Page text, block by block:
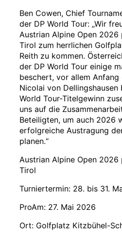
Ben Cowen, Chief
der DP World Tour: „Wir
Austrian Alpine Open
Tirol zum herrlichen
Reith zu kommen.
der DP World Tour einige
beschert, vor allem Anfang
Nicolai von Dellingshausen
World Tour-Titelgewinn
uns auf die
Beteiligten, um auch 2026
erfolgreiche Austragung
planen.“
Austrian Alpine Open
Tirol
Turniertermin: 28. bis 31.
ProAm: 27. Mai 2026
Ort: Golfplatz Kitzbühel-